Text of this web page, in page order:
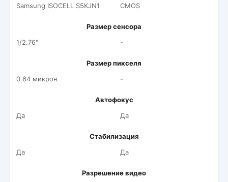
Samsung ISOCELL S5KJN1
CMOS
Размер сенсора
1/2.76"
-
Размер пикселя
0.64 микрон
-
Автофокус
Да
Да
Стабилизация
Да
Да
Разрешение видео